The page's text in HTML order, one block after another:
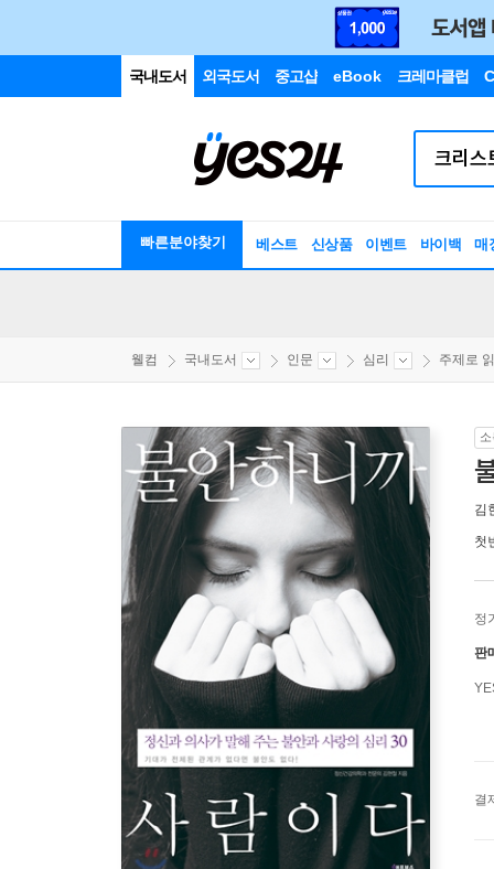
국내도서 외국도서 중고샵 eBook 크레마클럽
빠른분야찾기 베스트 신상품 이벤트 바이백 매
웰컴 국내도서 인문 심리 주제로
김
첫
정
판
결